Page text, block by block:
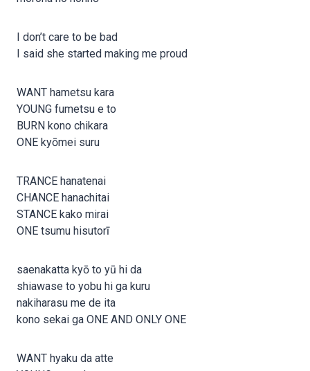
I don’t care to be bad
I said she started making me proud
WANT hametsu kara
YOUNG fumetsu e to
BURN kono chikara
ONE kyōmei suru
TRANCE hanatenai
CHANCE hanachitai
STANCE kako mirai
ONE tsumu hisutorī
saenakatta kyō to yū hi da
shiawase to yobu hi ga kuru
nakiharasu me de ita
kono sekai ga ONE AND ONLY ONE
WANT hyaku da atte